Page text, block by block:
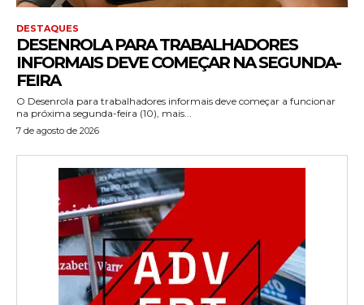
DESTAQUES
DESENROLA PARA TRABALHADORES
INFORMAIS DEVE COMEÇAR NA SEGUNDA-
FEIRA
O Desenrola para trabalhadores informais deve começar a funcionar
na próxima segunda-feira (10), mais...
7 de agosto de 2026